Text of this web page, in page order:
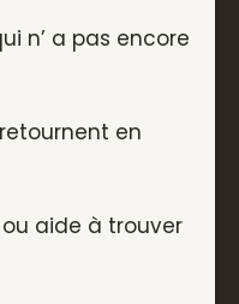
n’ a pas encore
en
aide à trouver